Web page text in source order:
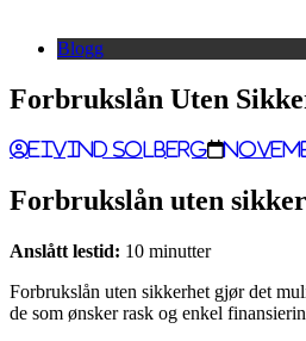
Blogg
Forbrukslån Uten
Eivind Solberg
Forbrukslån uten
Anslått lestid: 10 minutter
Forbrukslån uten sikkerhet gjør det
de som ønsker rask og enkel